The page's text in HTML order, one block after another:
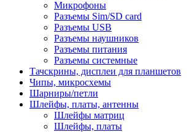
Микрофоны
Разъемы Sim/SD card
Разъемы USB
Разъемы наушников
Разъемы питания
Разъемы системные
Тачскрины, дисплеи для планшетов
Чипы, микросхемы
Шарниры/петли
Шлейфы, платы, антенны
Шлейфы матриц
Шлейфы, платы